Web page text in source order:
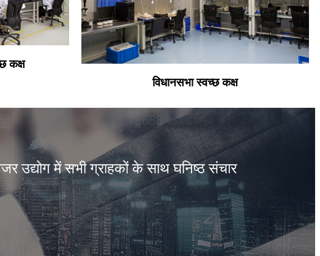
कक्ष
विधानसभा स्वच्छ कक्ष
उद्योग में सभी ग्राहकों के साथ घनिष्ठ संचार